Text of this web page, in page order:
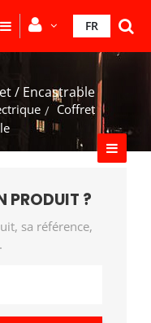
FR
/ Encastrable
Coffret
PRODUIT ?
sa référence,